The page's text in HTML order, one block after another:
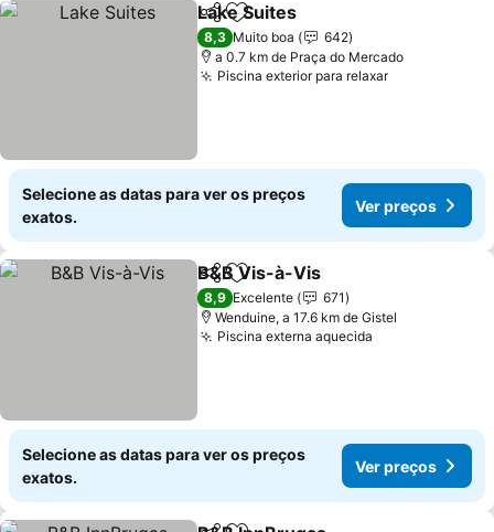
PartilharAdicionar aos favoritos
Lake Suites
8,3 Muito boa
642
a 0.7 km de Praça do Mercado
Piscina exterior para relaxarVer preços
Selecione as datas para ver os preços
exatos.
Ver preços
PartilharAdicionar aos favoritos
B&B Vis-à-Vis
8,9 Excelente
671
Wenduine, a 17.6 km de Gistel
Piscina externa aquecida
Selecione as datas para ver os preços
exatos.
Ver preços